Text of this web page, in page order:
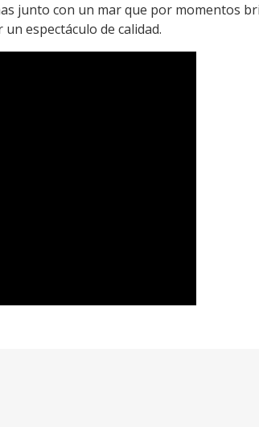
junto con un mar que por momentos
espectáculo de calidad.